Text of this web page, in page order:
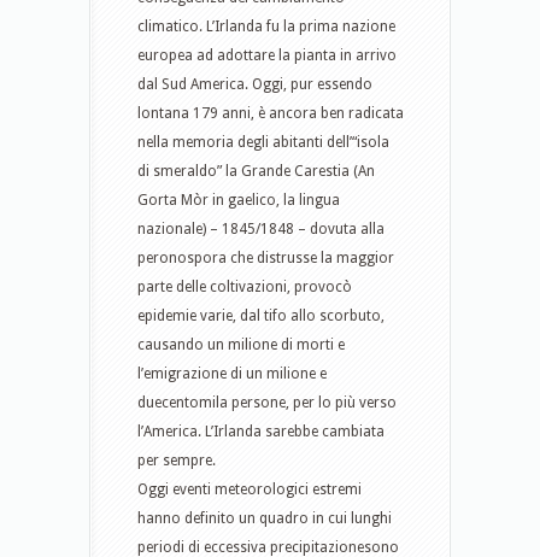
climatico. L’Irlanda fu la prima nazione
europea ad adottare la pianta in arrivo
dal Sud America. Oggi, pur essendo
lontana 179 anni, è ancora ben radicata
nella memoria degli abitanti dell’“isola
di smeraldo” la Grande Carestia (An
Gorta Mòr in gaelico, la lingua
nazionale) – 1845/1848 – dovuta alla
peronospora che distrusse la maggior
parte delle coltivazioni, provocò
epidemie varie, dal tifo allo scorbuto,
causando un milione di morti e
l’emigrazione di un milione e
duecentomila persone, per lo più verso
l’America. L’Irlanda sarebbe cambiata
per sempre.
Oggi eventi meteorologici estremi
hanno definito un quadro in cui lunghi
periodi di eccessiva precipitazionesono